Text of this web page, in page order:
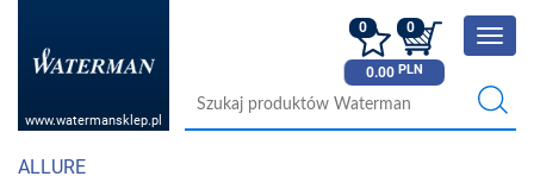
www.watermansklep.pl
0 0
0.00 PLN
Pokaż
menu
ALLURE